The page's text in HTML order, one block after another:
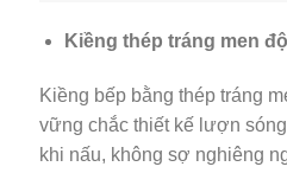
Kiềng thép tráng men
Kiềng bếp bằng thép tráng
vững chắc thiết kế lượn
khi nấu, không sợ nghiêng